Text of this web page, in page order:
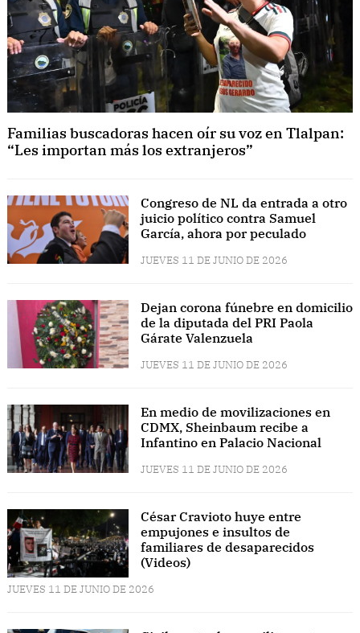
Familias buscadoras hacen oír su voz en Tlalpan:
“Les importan más los extranjeros”
Congreso de NL da entrada a otro
juicio político contra Samuel
García, ahora por peculado
JUEVES 11 DE JUNIO DE 2026
Dejan corona fúnebre en domicilio
de la diputada del PRI Paola
Gárate Valenzuela
JUEVES 11 DE JUNIO DE 2026
En medio de movilizaciones en
CDMX, Sheinbaum recibe a
Infantino en Palacio Nacional
JUEVES 11 DE JUNIO DE 2026
César Cravioto huye entre
empujones e insultos de
familiares de desaparecidos
(Videos)
JUEVES 11 DE JUNIO DE 2026